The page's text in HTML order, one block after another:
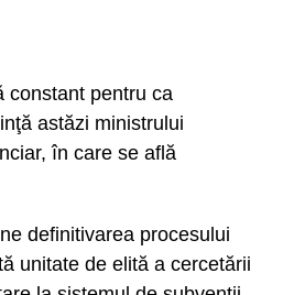
constant pentru ca
astăzi ministrului
în care se află
definitivarea procesului
unitate de elită a cercetării